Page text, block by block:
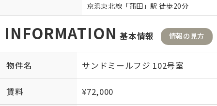
京浜東北線 「蒲田 」駅 徒歩20分
INFORMATION 基本情報 情報の見方
物件名 サンドミールフジ 102号室
賃料 ¥72,000